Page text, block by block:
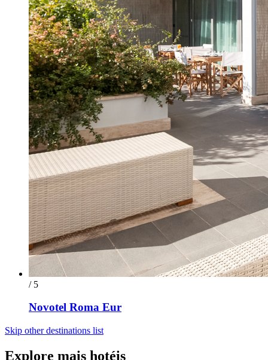
/ 5
Novotel Roma Eur
Skip other destinations list
Explore mais hotéis